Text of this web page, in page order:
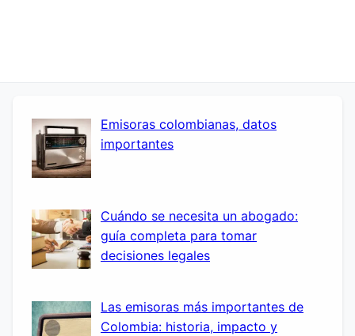
Emisoras colombianas, datos
importantes
Cuándo se necesita un abogado:
guía completa para tomar
decisiones legales
Las emisoras más importantes de
Colombia: historia, impacto y